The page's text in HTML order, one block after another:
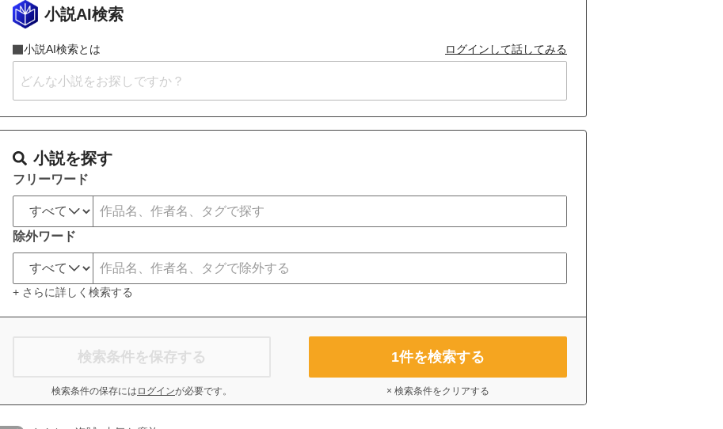
小説AI検索
小説AI検索とは ログインして話してみる
小説を探す
フリーワード
除外ワード
+ さらに詳しく検索する
検索条件を保存する
検索条件の保存には ログインが必要です。
1件を検索する
× 検索条件をクリアする